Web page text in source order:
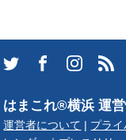
はまこれ®横浜 運
運営者について プラ